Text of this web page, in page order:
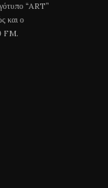
“ART”
και ο
FM.